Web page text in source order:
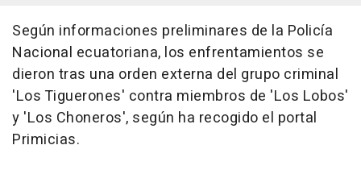
Según informaciones preliminares de la Policía
Nacional ecuatoriana, los enfrentamientos se
dieron tras una orden externa del grupo criminal
'Los Tiguerones' contra miembros de 'Los Lobos'
y 'Los Choneros', según ha recogido el portal
Primicias.